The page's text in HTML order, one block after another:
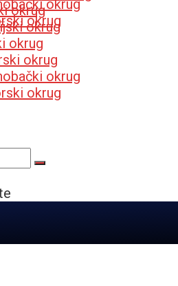
okrug
okrug
okrug
okrug
okrug
okrug
okrug
okrug